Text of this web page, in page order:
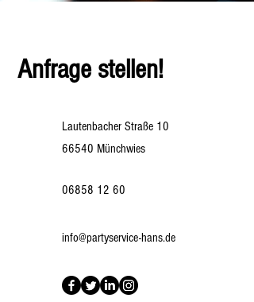
Anfrage stellen!
Lautenbacher Straße 10
66540 Münchwies
06858 12 60
info@partyservice-hans.de